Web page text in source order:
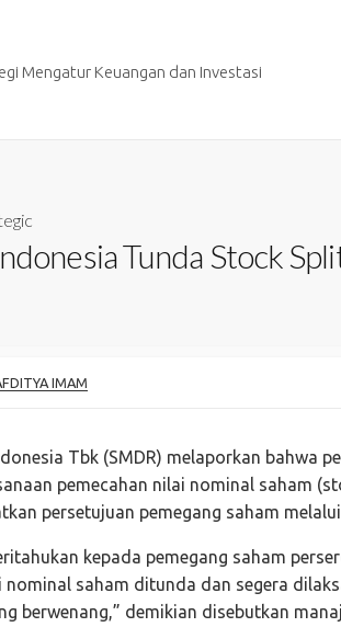
Mengatur Keuangan dan Investasi
Tunda Stock
IMAM
Tbk (SMDR) melaporkan bahwa
pemecahan nilai nominal saham
persetujuan pemegang saham melalui
kepada pemegang saham
nominal saham ditunda dan segera
berwenang,” demikian disebutkan